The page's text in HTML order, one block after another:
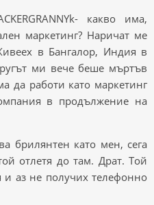
какво има,
маркетинг? Наричат ​​ме
в Бангалор, Индия в
ми вече беше мъртъв
да работи като маркетинг
в продължение на
брилянтен като мен, сега
отлетя до там. Драт. Той
аз не получих телефонно